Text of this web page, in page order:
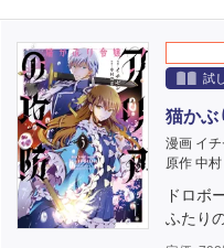
試
猫か
漫画 イチ
原作 中
ドロボ
ふたり